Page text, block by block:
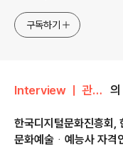
over 70 solo exhibitions.
구독하기
Interview ㅣ 관련기사 의
한국디지털문화진흥회,
문화예술ᆞ예능사 자격